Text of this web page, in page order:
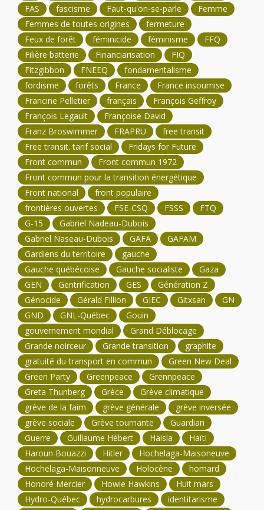
FAS fascisme Faut-qu'on-se-parle
Femme
Femmes de toutes origines
fermeture
Feux de forêt
féminicide féminisme
FFQ
Filière batterie
Financiarisation
FIQ
Fitzgibbon
FNEEQ
fondamentalisme
fordisme
forêts France
France insoumise
Francine Pelletier
français
François Geffroy
François Legault
Françoise David
Franz Broswimmer
FRAPRU
free transit
Free transit. tarif social
Fridays for Future
Front commun
Front commun 1972
Front commun pour la transition énergétique
Front national
front populaire
frontières ouvertes
FSE-CSQ FSSS
FTQ
G-15
Gabriel Nadeau-Dubois
Gabriel Naseau-Dubois
GAFA
GAFAM
Gardiens du territoire
gauche
Gauche québécoise
Gauche socialiste
Gaza
GEN
Gentrification GES
Génération Z
Génocide
Gérald Fillion GIEC Gitxsan
GN
GND
GNL-Québec
Gouin
gouvernement mondial
Grand Déblocage
Grande noirceur
Grande transition
graphite
gratuité du transport en commun
Green New Deal
Green Party
Greenpeace
Grennpeace
Greta Thunberg
Grèce
Grève climatique
grève de la faim
grève générale
grève inversée
grève sociale
Grève tournante
Guardian
Guerre
Guillaume Hébert Haisla
Haïti
Haroun Bouazzi
Hitler
Hochelaga-Maisoneuve
Hochelaga-Maisonneuve
Holocène
homard
Honoré Mercier
Howie Hawkins
Huit mars
Hydro-Québec
hydrocarbures
identitarisme